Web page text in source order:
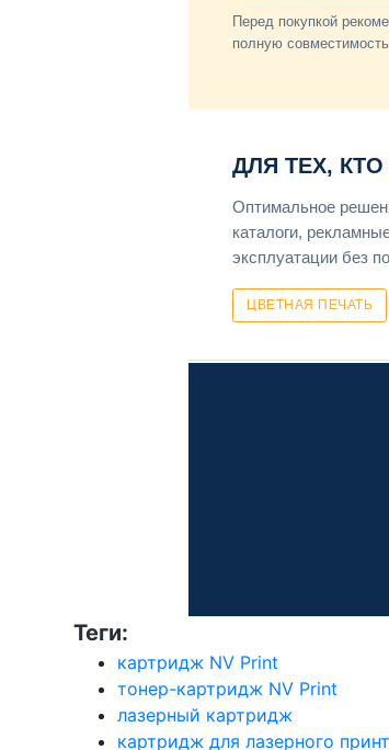
Перед покупкой
полную
ДЛЯ ТЕХ,
Оптимальное
каталоги,
эксплуатации без
ЦВЕТНАЯ ПЕЧАТЬ
Теги:
картридж NV Print
тонер-картридж NV Print
лазерный картридж
картридж для лазерного